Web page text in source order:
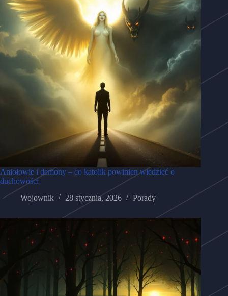
Aniołowie i demony – co katolik powinien wiedzieć o
duchowości
Wojownik
28 stycznia, 2026 Porady